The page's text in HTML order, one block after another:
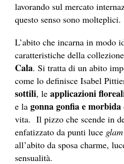
lavorando sul mercato
questo senso sono molteplici.
L’abito che incarna in modo
caratteristiche della
Cala. Si tratta di un abito
come lo definisce Isabel
sottili, le applicazioni
e la gonna gonfia e morbida
vita. Il pizzo che scende in
enfatizzato da punti luce glam
all’abito da sposa charme,
sensualità.